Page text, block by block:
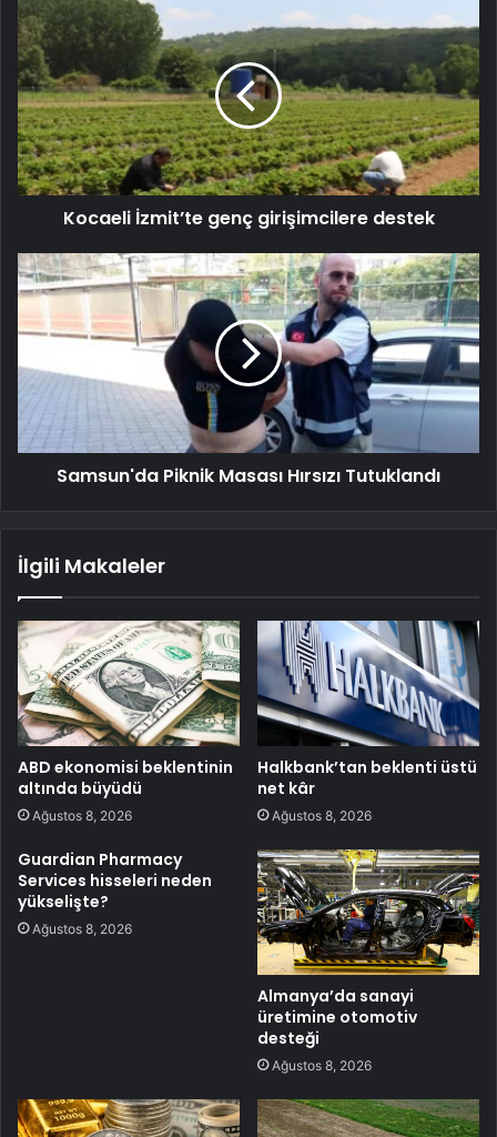
Kocaeli İzmit’te genç girişimcilere destek
Samsun'da Piknik Masası Hırsızı Tutuklandı
İlgili Makaleler
ABD ekonomisi beklentinin
altında büyüdü
Ağustos 8, 2026
Halkbank’tan beklenti üstü
net kâr
Ağustos 8, 2026
Guardian Pharmacy
Services hisseleri neden
yükselişte?
Ağustos 8, 2026
Almanya’da sanayi
üretimine otomotiv
desteği
Ağustos 8, 2026